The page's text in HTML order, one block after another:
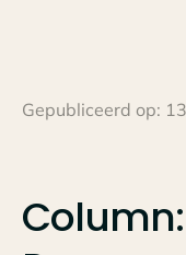
Gepubliceerd op:
Column: